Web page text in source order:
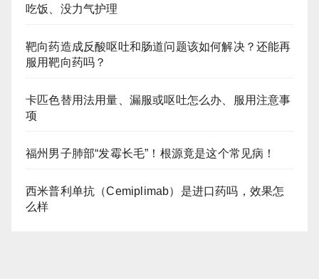
吃饭、没力气护理
靶向药造成反酸呕吐和肠道问题该如何解决？还能再
服用靶向药吗？
卡匹色替用法用量、漏服或呕吐怎么办、服用注意事
项
福州男子肺部“发霉长毛”！根源竟是这个常见病！
西米普利单抗（Cemiplimab）是进口药吗，效果怎
么样